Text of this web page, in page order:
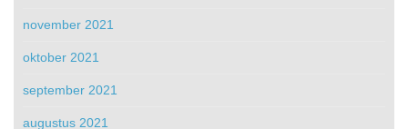
november 2021
oktober 2021
september 2021
augustus 2021